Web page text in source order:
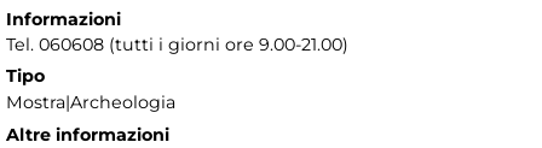
Informazioni
Tel. 060608 (tutti i giorni ore 9.00-21.00)
Tipo
Mostra|Archeologia
Altre informazioni